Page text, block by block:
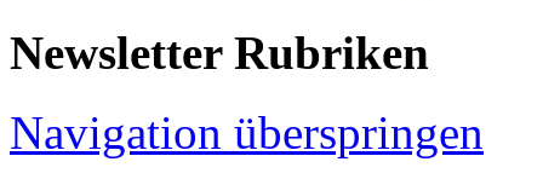
Newsletter Rubriken
Navigation überspringen